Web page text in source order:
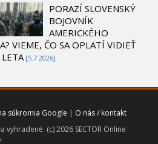
PORAZÍ SLOVENSKÝ
BOJOVNÍK
AMERICKÉHO
VIEME, ČO SA OPLATÍ VIDIEŤ
LETA [5.7 2026]
súkromia Google | O nás / kontakt
vyhradené. (c) 2026 SECTOR Online